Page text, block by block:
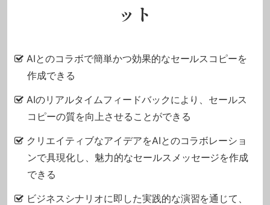
ット
AIとのコラボで簡単かつ効果的なセールスコピーを
作成できる
AIのリアルタイムフィードバックにより、セールス
コピーの質を向上させることができる
クリエイティブなアイデアをAIとのコラボレーショ
ンで具現化し、魅力的なセールスメッセージを作成
できる
ビジネスシナリオに即した実践的な演習を通じて、